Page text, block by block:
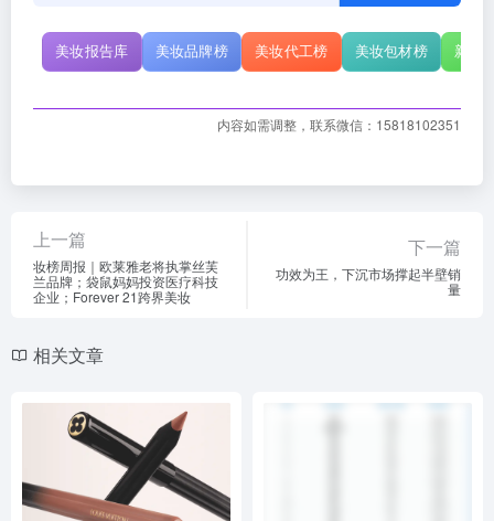
美妆报告库 美妆品牌榜 美妆代工榜 美妆包材榜 新原
内容如需调整，联系微信：15818102351
上一篇
妆榜周报｜欧莱雅老将执掌丝芙
兰品牌；袋鼠妈妈投资医疗科技
企业；Forever 21跨界美妆
下一篇
功效为王，下沉市场撑起半壁销
量
相关文章